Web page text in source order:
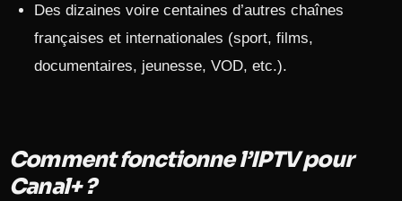
Des dizaines voire centaines d’autres chaînes
françaises et internationales (sport, films,
documentaires, jeunesse, VOD, etc.).​
Comment fonctionne l’IPTV pour
Canal+ ?